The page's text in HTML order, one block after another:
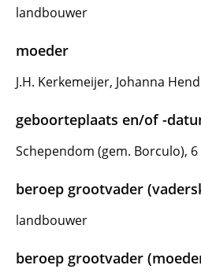
landbouwer
moeder
J.H. Kerkemeijer, Johanna
geboorteplaats en/of -
Schependom (gem. Borculo),
beroep grootvader
landbouwer
beroep grootvader